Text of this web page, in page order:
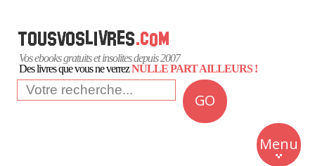
Vos ebooks gratuits et insolites depuis 2007
Des livres que vous ne verrezNULLE PART AILLEURS !
GO
Menu
Insolite